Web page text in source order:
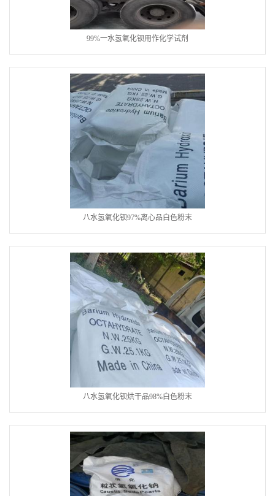
99%一水氢氧化钡用作化学试剂
八水氢氧化钡97%离心品白色粉末
八水氢氧化钡烘干品98%白色粉末